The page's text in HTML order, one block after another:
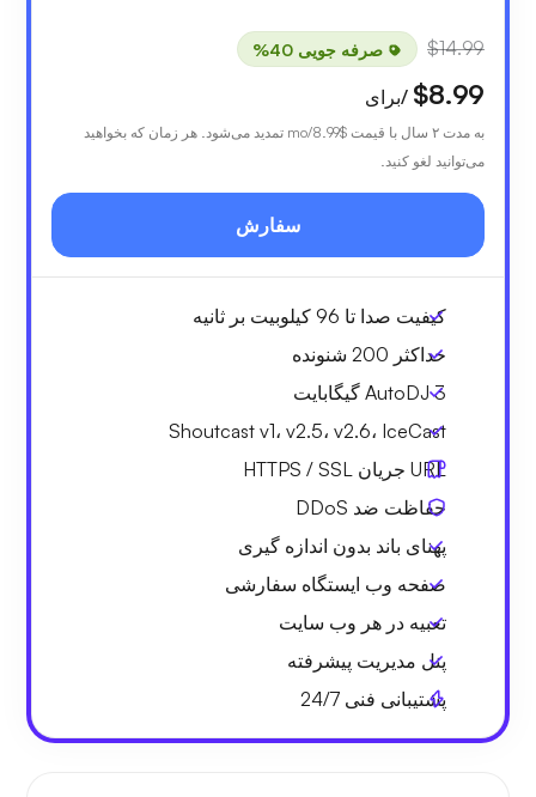
$14.99 صرفه جویی 40%
$8.99 /برای
به مدت ۲ سال با قیمت $8.99
/mo تمدید می‌شود. هر زمان که بخواهید
می‌توانید لغو کنید.
سفارش
کیفیت صدا تا 96 کیلوبیت بر ثانیه
حداکثر 200 شنونده
AutoDJ 3 گیگابایت
Shoutcast v1، v2.5، v2.6، IceCast
URL جریان HTTPS / SSL
حفاظت ضد DDoS
پهنای باند بدون اندازه گیری
صفحه وب ایستگاه سفارشی
تعبیه در هر وب سایت
پنل مدیریت پیشرفته
پشتیبانی فنی 24/7